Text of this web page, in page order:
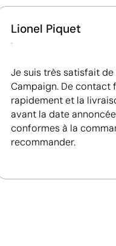
Fournisseur
Platinum, figurant
mieux classées en
Región cercana
Lionel Piquet
.
Je suis très satisfait
Campaign. De contact
rapidement et la
avant la date
conformes à la
recommander.